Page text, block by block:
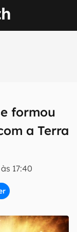
formou
a Terra
17:40
primeira